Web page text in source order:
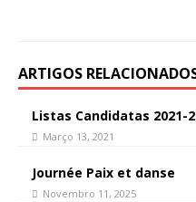
ARTIGOS
Listas Candidatas 2021-
Março 13, 2021
Journée Paix et danse
Novembro 11, 2025